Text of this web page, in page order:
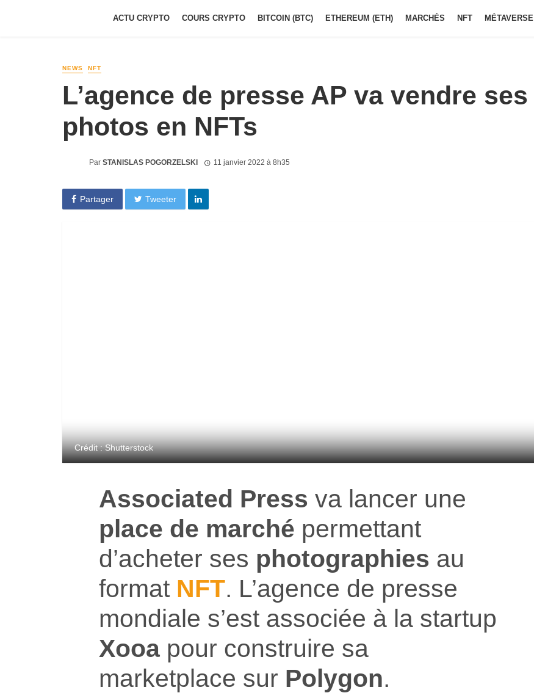
ACTU CRYPTO COURS CRYPTO BITCOIN (BTC) ETHEREUM (ETH) MARCHÉS NFT MÉTAVERSE
NEWS NFT
L’agence de presse AP va vendre ses
photos en NFTs
Par STANISLAS POGORZELSKI 11 janvier 2022 à 8h35
Partager Tweeter
Crédit : Shutterstock
Associated Press va lancer une
place de marché permettant
d’acheter ses photographies au
format NFT. L’agence de presse
mondiale s’est associée à la startup
Xooa pour construire sa
marketplace sur Polygon.